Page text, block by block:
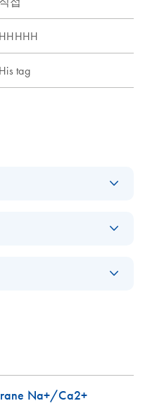
HHHHH
His tag
Na+/Ca2+